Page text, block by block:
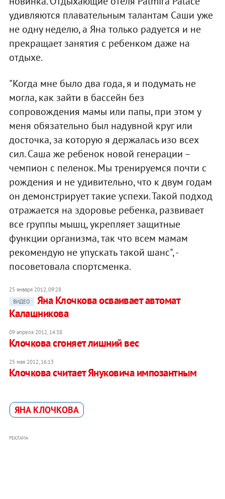
удивляются плавательным талантам Саши уже
не одну неделю, а Яна только радуется и не
прекращает занятия с ребенком даже на
отдыхе.
"Когда мне было два года, я и подумать не
могла, как зайти в бассейн без
сопровождения мамы или папы, при этом у
меня обязательно был надувной круг или
досточка, за которую я держалась изо всех
сил. Саша же ребенок новой генерации –
чемпион с пеленок. Мы тренируемся почти с
рождения и не удивительно, что к двум годам
он демонстрирует такие успехи. Такой подход
отражается на здоровье ребенка, развивает
все группы мышц, укрепляет защитные
функции организма, так что всем мамам
рекомендую не упускать такой шанс", -
посоветовала спортсменка.
25 января 2012, 09:28
ВИДЕО
Яна Клочкова осваивает автомат
Калашникова
09 апреля 2012, 14:38
Клочкова сгоняет лишний вес
25 мая 2012, 16:13
Клочкова считает Януковича импозантным
ЯНА КЛОЧКОВА
РЕКЛАМА